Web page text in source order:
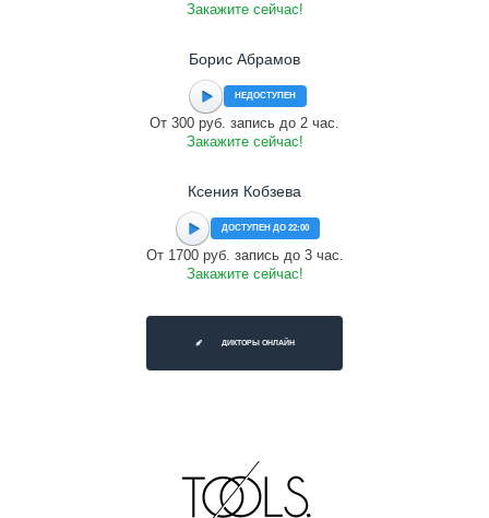
Закажите сейчас!
Борис Абрамов
НЕДОСТУПЕН
От 300 руб. запись до 2 час.
Закажите сейчас!
Ксения Кобзева
ДОСТУПЕН ДО 22:00
От 1700 руб. запись до 3 час.
Закажите сейчас!
ДИКТОРЫ ОНЛАЙН